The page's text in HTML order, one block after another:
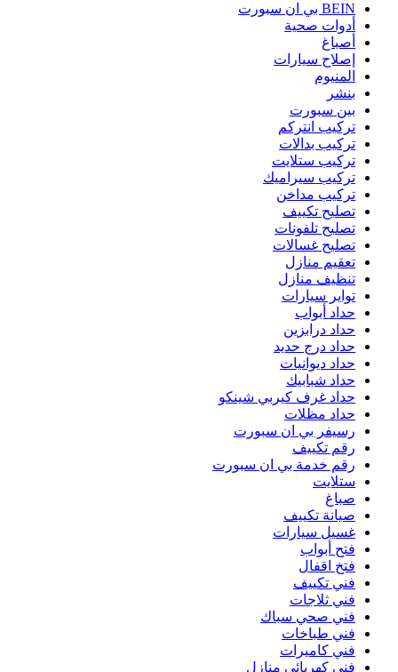
BEIN بي ان سبورت
أدوات صحية
أصباغ
إصلاح سيارات
المنيوم
بنشر
بين سبورت
تركيب انتركم
تركيب بدالات
تركيب ستلايت
تركيب سيراميك
تركيب مداخن
تصليح تكييف
تصليح تلفونات
تصليح غسالات
تعقيم منازل
تنظيف منازل
تواير سيارات
حداد أبواب
حداد درابزين
حداد درج حديد
حداد ديوانيات
حداد شبابيك
حداد غرف كيربي شينكو
حداد مظلات
رسيفر بي ان سبورت
رقم تكييف
رقم خدمة بي ان سبورت
ستلايت
صباغ
صيانة تكييف
غسيل سيارات
فتح أبواب
فتخ اقفال
فني تكييف
فني ثلاجات
فني صحي سباك
فني طباخات
فني كاميرات
فني كهربائي منازل